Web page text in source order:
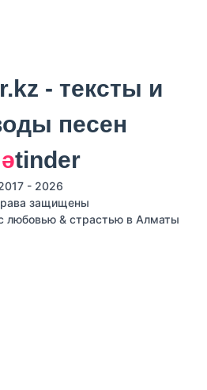
әtinder
- 2026
защищены
любовью & страстью в Алматы